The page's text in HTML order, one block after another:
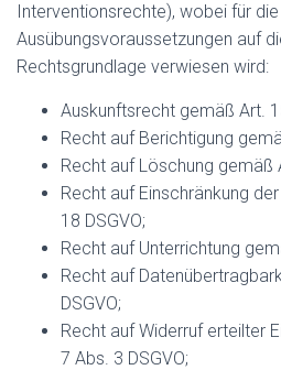
Interventionsrechte), wobei für
Ausübungsvoraussetzungen auf
Rechtsgrundlage verwiesen wird:
Auskunftsrecht gemäß Art.
Recht auf Berichtigung
Recht auf Löschung gemäß
Recht auf Einschränkung
18 DSGVO;
Recht auf Unterrichtung
Recht auf
DSGVO;
Recht auf Widerruf erteilter
7 Abs. 3 DSGVO;